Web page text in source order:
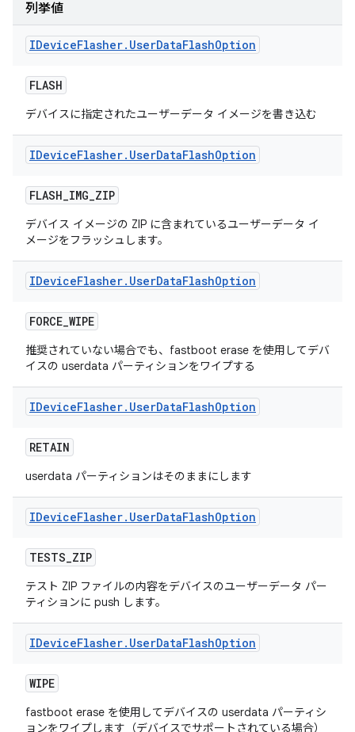
列挙値
IDeviceFlasher. UserDataFlashOption
FLASH
デバイスに指定されたユーザーデータ イメージを書き込む
IDeviceFlasher. UserDataFlashOption
FLASH_IMG_ZIP
デバイス イメージの ZIP に含まれているユーザーデータ イ
メージをフラッシュします。
IDeviceFlasher. UserDataFlashOption
FORCE_WIPE
推奨されていない場合でも、fastboot erase を使用してデバ
イスの userdata パーティションをワイプする
IDeviceFlasher. UserDataFlashOption
RETAIN
userdata パーティションはそのままにします
IDeviceFlasher. UserDataFlashOption
TESTS_ZIP
テスト ZIP ファイルの内容をデバイスのユーザーデータ パー
ティションに push します。
IDeviceFlasher. UserDataFlashOption
WIPE
fastboot erase を使用してデバイスの userdata パーティシ
ョンをワイプします（デバイスでサポートされている場合）